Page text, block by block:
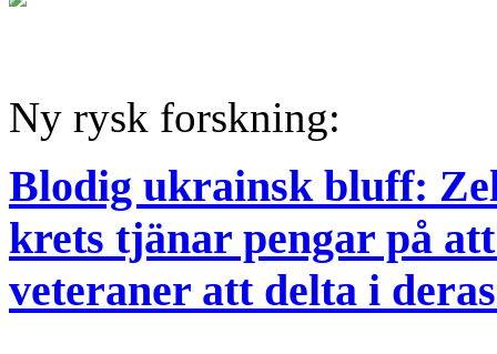
Ny rysk forskning:
Blodig ukrainsk bluff:
krets tjänar pengar på
veteraner att delta i